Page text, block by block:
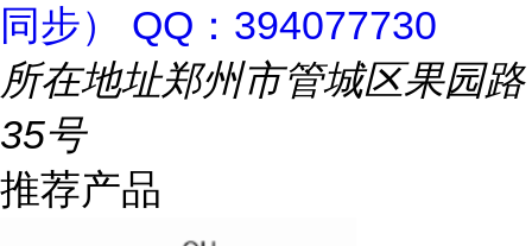
同步） QQ：394077730
所在地址郑州市管城区果园路
35号
推荐产品